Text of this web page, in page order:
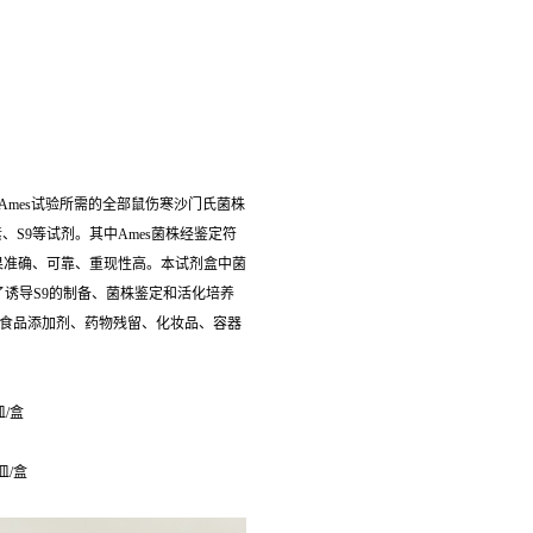
试验所需的全部鼠伤寒沙门氏菌株
S9等试剂。其中Ames菌株经鉴定符
确、可靠、重现性高。本试剂盒中菌
导S9的制备、菌株鉴定和活化培养
品添加剂、药物残留、化妆品、容器
/盒
/盒